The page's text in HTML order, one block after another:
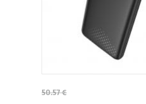
50.57 €